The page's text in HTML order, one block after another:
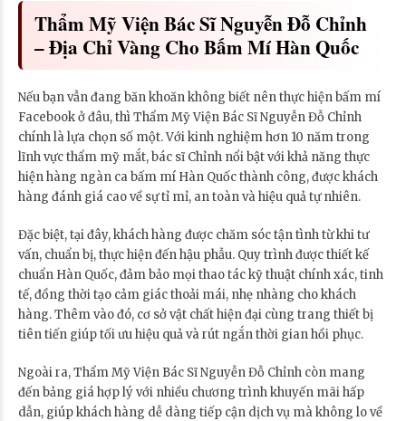
Thẩm Mỹ Viện Bác Sĩ Nguyễn Đỗ Chỉnh
– Địa Chỉ Vàng Cho Bấm Mí Hàn Quốc
Nếu bạn vẫn đang băn khoăn không biết nên thực hiện bấm mí
Facebook ở đâu, thì Thẩm Mỹ Viện Bác Sĩ Nguyễn Đỗ Chỉnh
chính là lựa chọn số một. Với kinh nghiệm hơn 10 năm trong
lĩnh vực thẩm mỹ mắt, bác sĩ Chỉnh nổi bật với khả năng thực
hiện hàng ngàn ca bấm mí Hàn Quốc thành công, được khách
hàng đánh giá cao về sự tỉ mỉ, an toàn và hiệu quả tự nhiên.
Đặc biệt, tại đây, khách hàng được chăm sóc tận tình từ khi tư
vấn, chuẩn bị, thực hiện đến hậu phẫu. Quy trình được thiết kế
chuẩn Hàn Quốc, đảm bảo mọi thao tác kỹ thuật chính xác, tinh
tế, đồng thời tạo cảm giác thoải mái, nhẹ nhàng cho khách
hàng. Thêm vào đó, cơ sở vật chất hiện đại cùng trang thiết bị
tiên tiến giúp tối ưu hiệu quả và rút ngắn thời gian hồi phục.
Ngoài ra, Thẩm Mỹ Viện Bác Sĩ Nguyễn Đỗ Chỉnh còn mang
đến bảng giá hợp lý với nhiều chương trình khuyến mãi hấp
dẫn, giúp khách hàng dễ dàng tiếp cận dịch vụ mà không lo về